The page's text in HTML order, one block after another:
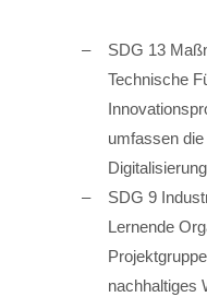
SDG 13
Technische
umfassen
SDG 9
Lernende
nachhaltiges